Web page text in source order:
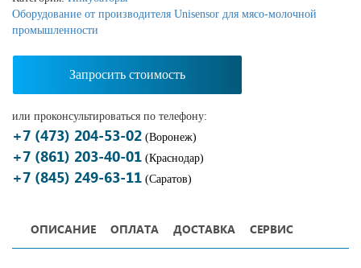
Оборудование от производителя Unisensor для мясо-молочной
промышленности
Запросить стоимость
или проконсультироваться по телефону:
+7 (473) 204-53-02 (Воронеж)
+7 (861) 203-40-01 (Краснодар)
+7 (845) 249-63-11 (Саратов)
ОПИСАНИЕ ОПЛАТА ДОСТАВКА СЕРВИС